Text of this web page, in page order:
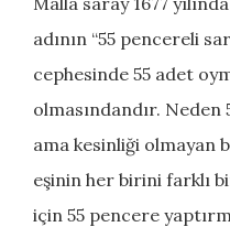
adının “55 pencereli
cephesinde 55 adet
olmasındandır.
ama kesinliği olmayan
eşinin her birini farklı
için 55 pencere